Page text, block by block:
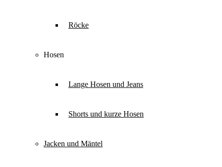
Röcke
Hosen
Lange Hosen und Jeans
Shorts und kurze Hosen
Jacken und Mäntel